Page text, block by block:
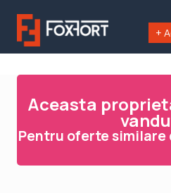
+
Aceasta
Pentru oferte